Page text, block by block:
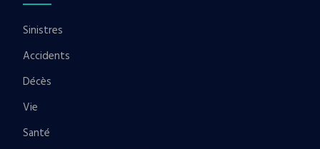
Sinistres
Accidents
Décès
Vie
Santé